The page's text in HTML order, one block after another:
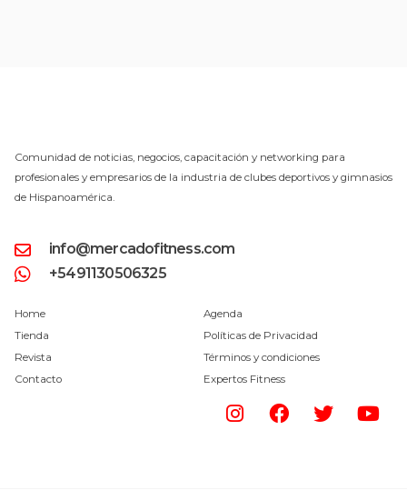
Comunidad de noticias, negocios, capacitación y networking para
profesionales y empresarios de la industria de clubes deportivos y gimnasios
de Hispanoamérica.
info@mercadofitness.com
+5491130506325
Home
Tienda
Revista
Contacto
Agenda
Políticas de Privacidad
Términos y condiciones
Expertos Fitness